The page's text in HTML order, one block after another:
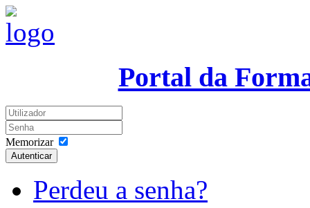
Portal da
Memorizar
Autenticar
Perdeu a senha?